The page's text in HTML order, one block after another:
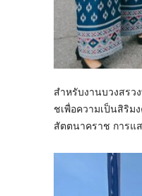
สำหรับงานบวงสร
ชเพื่อความเป็นสิริม
สัตตนาคราช การแ